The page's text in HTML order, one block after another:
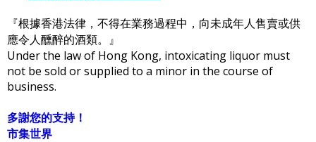
『根據香港法律，不得在業務過程中，向未成年人售賣或供
應令人醺醉的酒類。』
Under the law of Hong Kong, intoxicating liquor must
not be sold or supplied to a minor in the course of
business.
多謝您的支持！
市集世界